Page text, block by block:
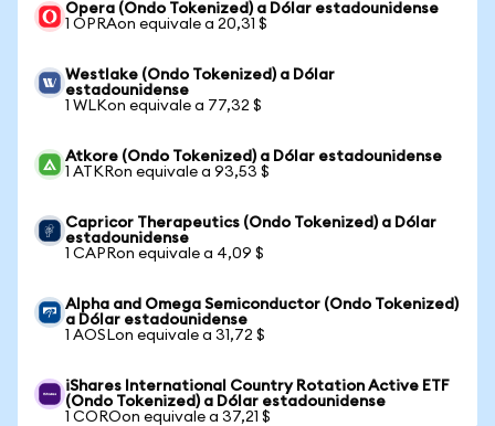
Opera (Ondo Tokenized) a Dólar estadounidense
1 OPRAon equivale a 20,31 $
Westlake (Ondo Tokenized) a Dólar
estadounidense
1 WLKon equivale a 77,32 $
Atkore (Ondo Tokenized) a Dólar estadounidense
1 ATKRon equivale a 93,53 $
Capricor Therapeutics (Ondo Tokenized) a Dólar
estadounidense
1 CAPRon equivale a 4,09 $
Alpha and Omega Semiconductor (Ondo Tokenized)
a Dólar estadounidense
1 AOSLon equivale a 31,72 $
iShares International Country Rotation Active ETF
(Ondo Tokenized) a Dólar estadounidense
1 COROon equivale a 37,21 $